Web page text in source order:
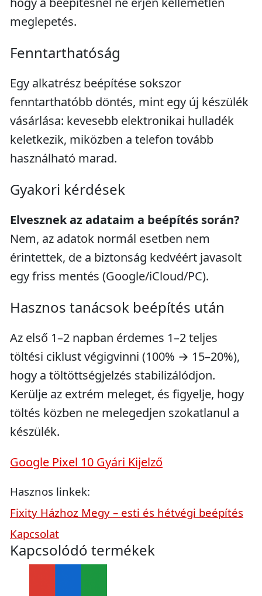
meglepetés.
Fenntarthatóság
Egy alkatrész beépítése sokszor
fenntarthatóbb döntés, mint egy új készülék
vásárlása: kevesebb elektronikai hulladék
keletkezik, miközben a telefon tovább
használható marad.
Gyakori kérdések
Elvesznek az adataim a beépítés során?
Nem, az adatok normál esetben nem
érintettek, de a biztonság kedvéért javasolt
egy friss mentés (Google/iCloud/PC).
Hasznos tanácsok beépítés után
Az első 1–2 napban érdemes 1–2 teljes
töltési ciklust végigvinni (100% → 15–20%),
hogy a töltöttségjelzés stabilizálódjon.
Kerülje az extrém meleget, és figyelje, hogy
töltés közben ne melegedjen szokatlanul a
készülék.
Google Pixel 10 Gyári Kijelző
Hasznos linkek:
Fixity Házhoz Megy – esti és hétvégi beépítés
Kapcsolat
Kapcsolódó termékek